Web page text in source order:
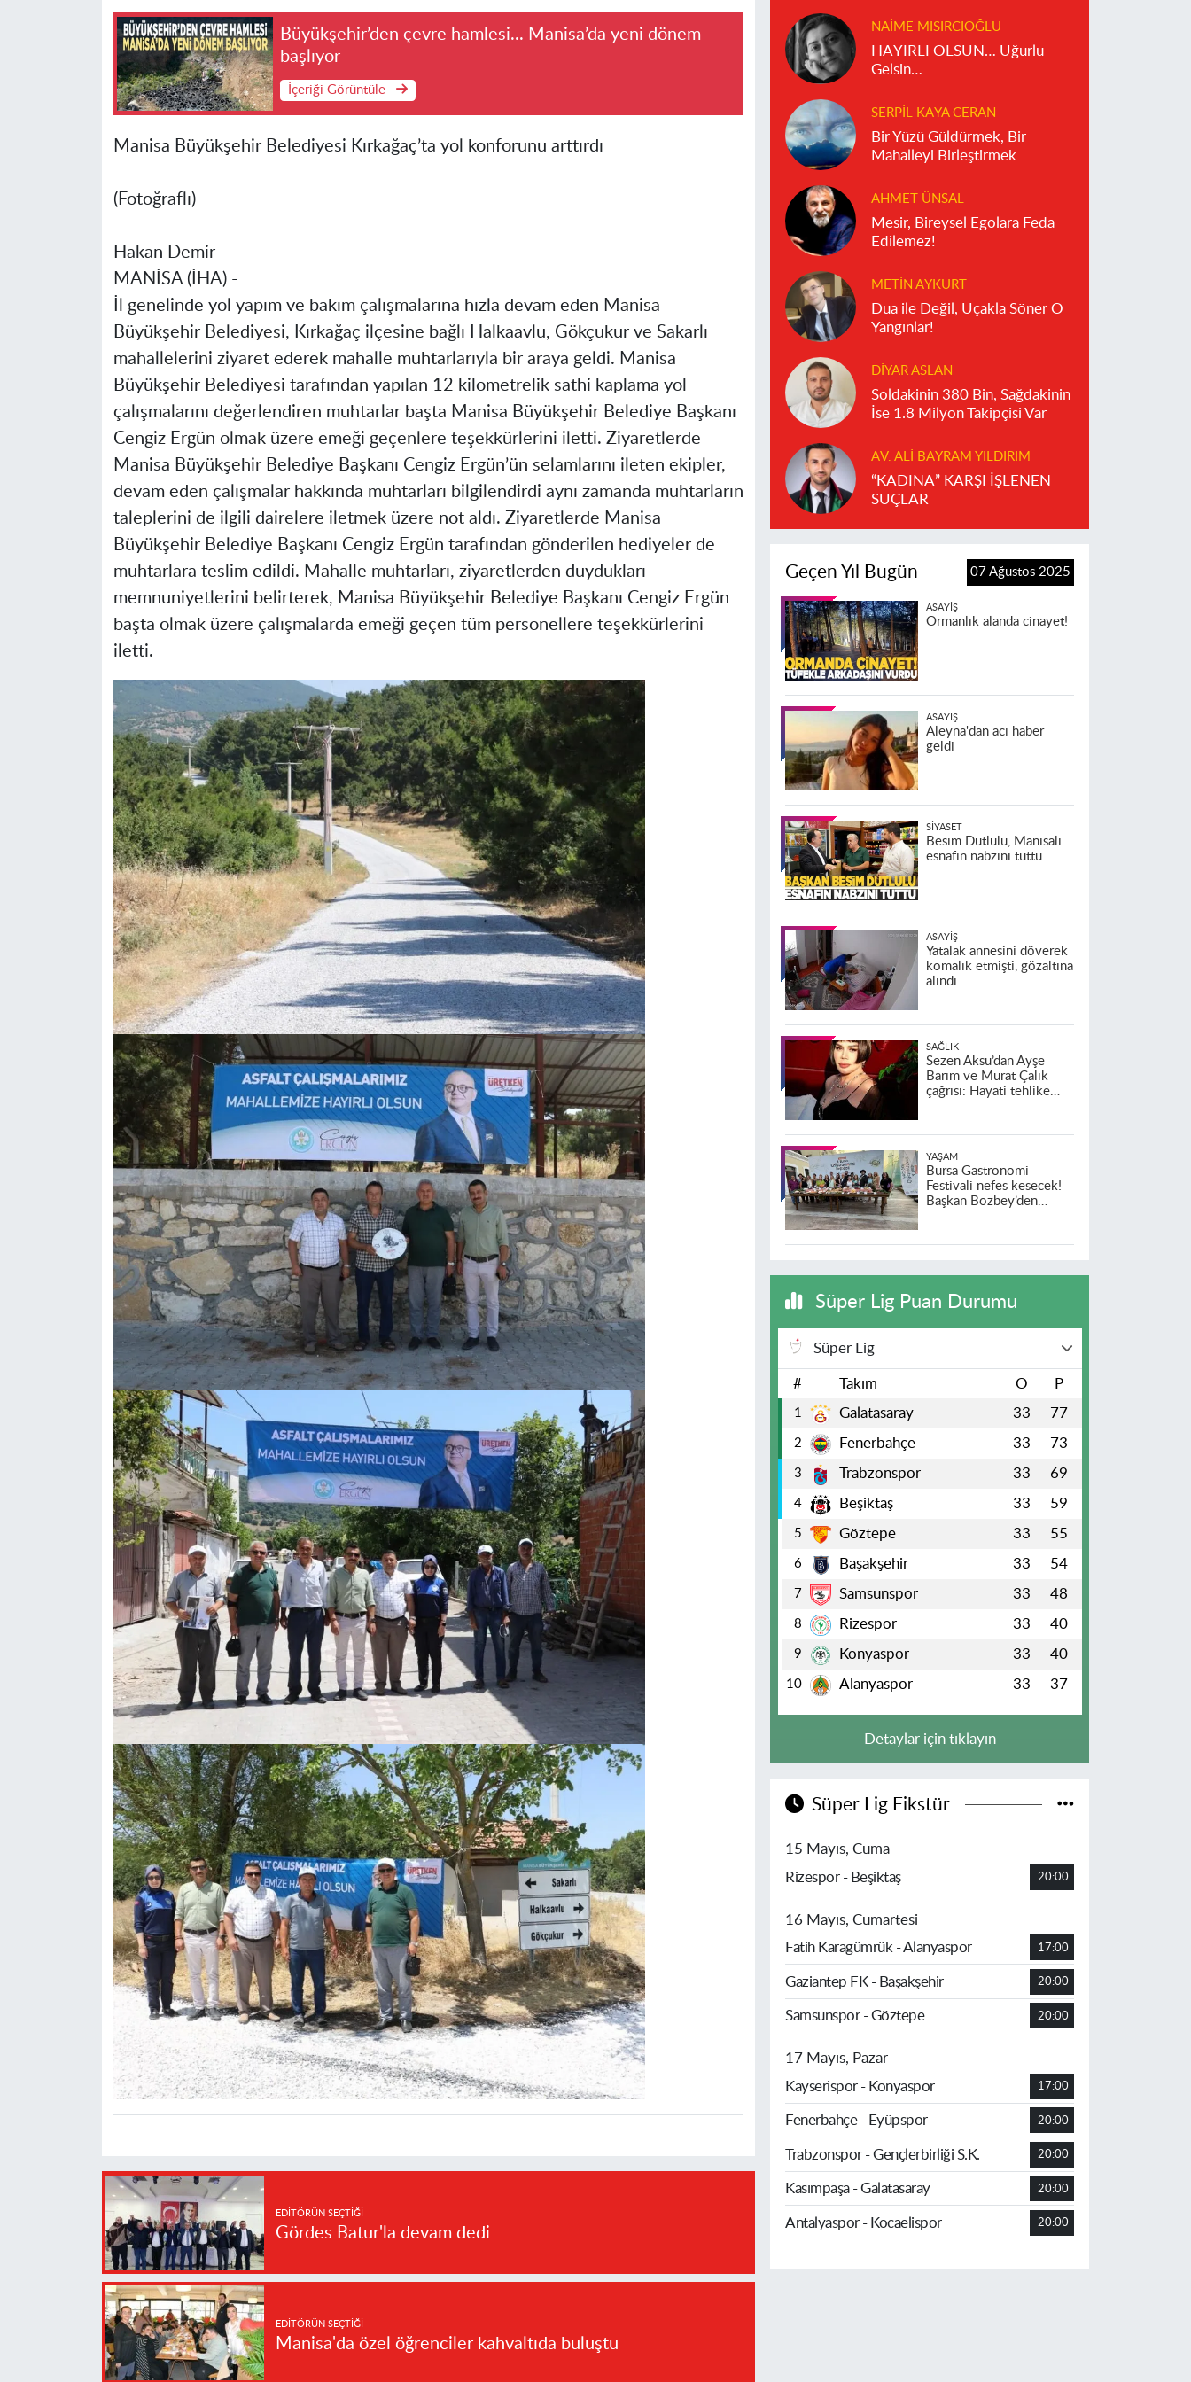
Büyükşehir’den çevre hamlesi... Manisa’da yeni dönem
başlıyor
İçeriği Görüntüle
Manisa Büyükşehir Belediyesi Kırkağaç’ta yol konforunu arttırdı
(Fotoğraflı)
Hakan Demir
MANİSA (İHA) -
İl genelinde yol yapım ve bakım çalışmalarına hızla devam eden Manisa
Büyükşehir Belediyesi, Kırkağaç ilçesine bağlı Halkaavlu, Gökçukur ve Sakarlı
mahallelerini ziyaret ederek mahalle muhtarlarıyla bir araya geldi. Manisa
Büyükşehir Belediyesi tarafından yapılan 12 kilometrelik sathi kaplama yol
çalışmalarını değerlendiren muhtarlar başta Manisa Büyükşehir Belediye Başkanı
Cengiz Ergün olmak üzere emeği geçenlere teşekkürlerini iletti. Ziyaretlerde
Manisa Büyükşehir Belediye Başkanı Cengiz Ergün’ün selamlarını ileten ekipler,
devam eden çalışmalar hakkında muhtarları bilgilendirdi aynı zamanda muhtarların
taleplerini de ilgili dairelere iletmek üzere not aldı. Ziyaretlerde Manisa
Büyükşehir Belediye Başkanı Cengiz Ergün tarafından gönderilen hediyeler de
muhtarlara teslim edildi. Mahalle muhtarları, ziyaretlerden duydukları
memnuniyetlerini belirterek, Manisa Büyükşehir Belediye Başkanı Cengiz Ergün
başta olmak üzere çalışmalarda emeği geçen tüm personellere teşekkürlerini
iletti.
EDITÖRÜN SEÇTIĞI
Gördes Batur'la devam dedi
EDITÖRÜN SEÇTIĞI
Manisa'da özel öğrenciler kahvaltıda buluştu
NAIME MISIRCIOĞLU
HAYIRLI OLSUN… Uğurlu
Gelsin…
SERPIL KAYA CERAN
Bir Yüzü Güldürmek, Bir
Mahalleyi Birleştirmek
AHMET ÜNSAL
Mesir, Bireysel Egolara Feda
Edilemez!
METIN AYKURT
Dua ile Değil, Uçakla Söner O
Yangınlar!
DIYAR ASLAN
Soldakinin 380 Bin, Sağdakinin
İse 1.8 Milyon Takipçisi Var
AV. ALI BAYRAM YILDIRIM
“KADINA” KARŞI İŞLENEN
SUÇLAR
Geçen Yıl Bugün 07 Ağustos 2025
ASAYIŞ
Ormanlık alanda cinayet!
ASAYIŞ
Aleyna'dan acı haber
geldi
SIYASET
Besim Dutlulu, Manisalı
esnafın nabzını tuttu
ASAYIŞ
Yatalak annesini döverek
komalık etmişti, gözaltına
alındı
SAĞLIK
Sezen Aksu’dan Ayşe
Barım ve Murat Çalık
çağrısı: Hayati tehlike
YAŞAM
Bursa Gastronomi
Festivali nefes kesecek!
Başkan Bozbey’den
Süper Lig Puan Durumu
Süper Lig
# Takım O P
1 Galatasaray 33 77
2 Fenerbahçe 33 73
3 Trabzonspor 33 69
4 Beşiktaş 33 59
5 Göztepe 33 55
6 Başakşehir 33 54
7 Samsunspor 33 48
8 Rizespor 33 40
9 Konyaspor 33 40
10 Alanyaspor 33 37
Detaylar için tıklayın
Süper Lig Fikstür
15 Mayıs, Cuma
Rizespor - Beşiktaş
20:00
16 Mayıs, Cumartesi
Fatih Karagümrük - Alanyaspor
17:00
Gaziantep FK - Başakşehir 20:00
Samsunspor - Göztepe 20:00
17 Mayıs, Pazar
Kayserispor - Konyaspor
17:00
Fenerbahçe - Eyüpspor 20:00
Trabzonspor - Gençlerbirliği S.K. 20:00
Kasımpaşa - Galatasaray 20:00
Antalyaspor - Kocaelispor 20:00